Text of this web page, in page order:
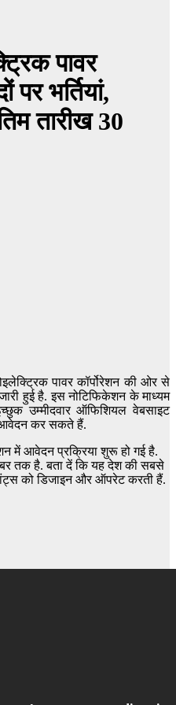
पावर
पर भर्तियां,
तारीख 30
पावर कॉर्पोरेशन की ओर से
हुई है. इस नोटिफिकेशन के माध्यम
उम्मीदवार ऑफिशियल वेबसाइट
आवेदन कर सकते हैं.
में आवेदन प्रक्रिया शुरू हो गई है.
तक है. बता दें कि यह देश की सबसे
को डिजाइन और ऑपरेट करती हैं.